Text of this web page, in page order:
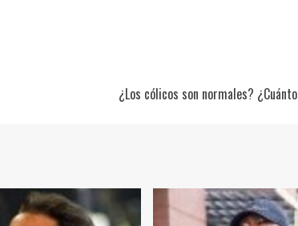
¿Los cólicos son normales?